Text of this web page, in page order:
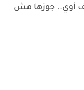
أوي.. جوزها مش